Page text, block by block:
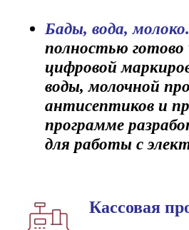
Бады, вода, молоко.
полностью
цифровой
воды, молочной
антисептиков и
программе
для работы с
Кассовая